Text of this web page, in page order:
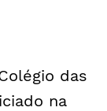
das
na